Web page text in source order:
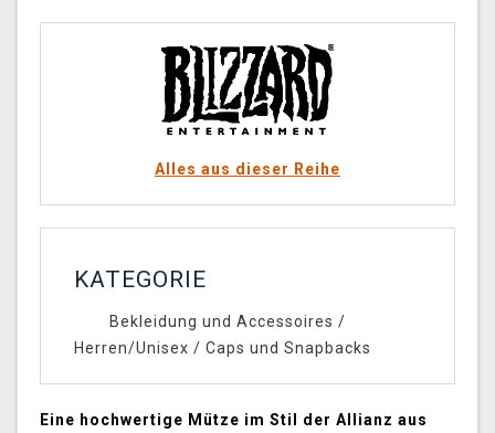
Alles aus dieser Reihe
KATEGORIE
Bekleidung und Accessoires /
Herren/Unisex / Caps und Snapbacks
Eine hochwertige Mütze im Stil der Allianz aus